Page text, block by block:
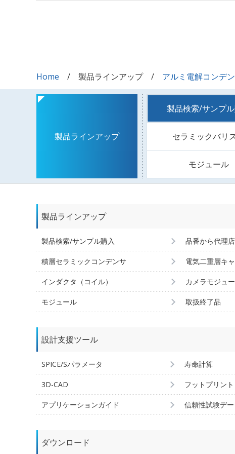
Home 製品ラインアップ アルミ電解コンデ
製品ラインアップ
製品検索/サンプ
セラミックバリ
モジュール
製品ラインアップ
製品検索/サンプル購入 品番から代理
積層セラミックコンデンサ 電気二重層キ
インダクタ（コイル） カメラモジュ
モジュール 取扱終了品
設計支援ツール
SPICE/Sパラメータ 寿命計算
3D-CAD フットプリント
アプリケーションガイド 信頼性試験デー
ダウンロード